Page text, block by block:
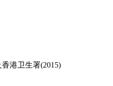
港卫生署(2015)